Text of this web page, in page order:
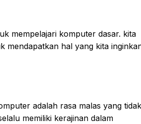
mempelajari komputer dasar. kita
mendapatkan hal yang kita
adalah rasa malas yang tidak
memiliki kerajinan dalam